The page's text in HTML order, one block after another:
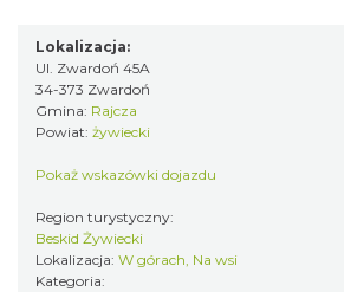
Lokalizacja:
Ul. Zwardoń 45A
34-373 Zwardoń
Gmina: Rajcza
Powiat: żywiecki
Pokaż wskazówki dojazdu
Region turystyczny:
Beskid Żywiecki
Lokalizacja: W górach, Na wsi
Kategoria: